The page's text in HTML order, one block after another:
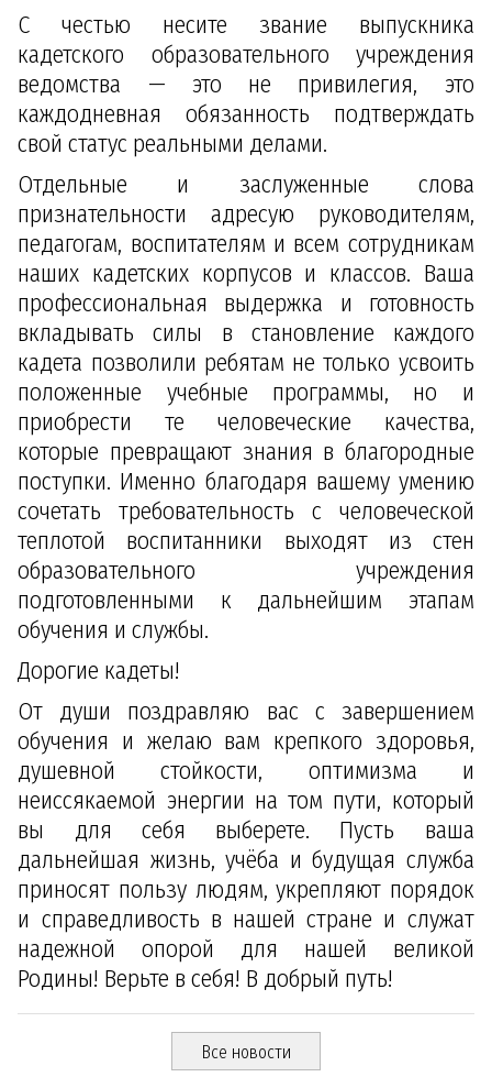
С честью несите звание выпускника
кадетского образовательного учреждения
ведомства — это не привилегия, это
каждодневная обязанность подтверждать
свой статус реальными делами.
Отдельные и заслуженные слова
признательности адресую руководителям,
педагогам, воспитателям и всем сотрудникам
наших кадетских корпусов и классов. Ваша
профессиональная выдержка и готовность
вкладывать силы в становление каждого
кадета позволили ребятам не только усвоить
положенные учебные программы, но и
приобрести те человеческие качества,
которые превращают знания в благородные
поступки. Именно благодаря вашему умению
сочетать требовательность с человеческой
теплотой воспитанники выходят из стен
образовательного учреждения
подготовленными к дальнейшим этапам
обучения и службы.
Дорогие кадеты!
От души поздравляю вас с завершением
обучения и желаю вам крепкого здоровья,
душевной стойкости, оптимизма и
неиссякаемой энергии на том пути, который
вы для себя выберете. Пусть ваша
дальнейшая жизнь, учёба и будущая служба
приносят пользу людям, укрепляют порядок
и справедливость в нашей стране и служат
надежной опорой для нашей великой
Родины! Верьте в себя! В добрый путь!
Все новости